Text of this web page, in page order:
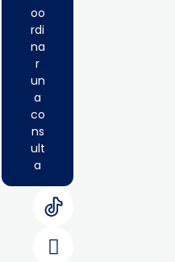
oo
rdi
na
r
un
a
co
ns
ult
a